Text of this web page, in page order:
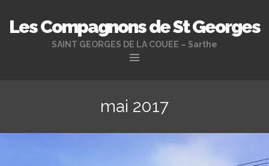
Les Compagnons de St Georges
SAINT GEORGES DE LA COUEE – Sarthe
contenu
mai 2017